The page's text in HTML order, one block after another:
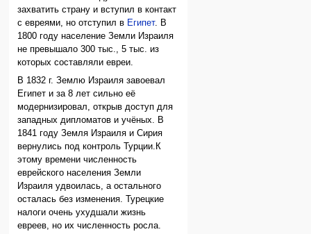
захватить страну и вступил в контакт
с евреями, но отступил в Египет. В
1800 году население Земли Израиля
не превышало 300 тыс., 5 тыс. из
которых составляли евреи.
В 1832 г. Землю Израиля завоевал
Египет и за 8 лет сильно её
модернизировал, открыв доступ для
западных дипломатов и учёных. В
1841 году Земля Израиля и Сирия
вернулись под контроль Турции.К
этому времени численность
еврейского населения Земли
Израиля удвоилась, а остального
осталась без изменения. Турецкие
налоги очень ухудшали жизнь
евреев, но их численность росла.